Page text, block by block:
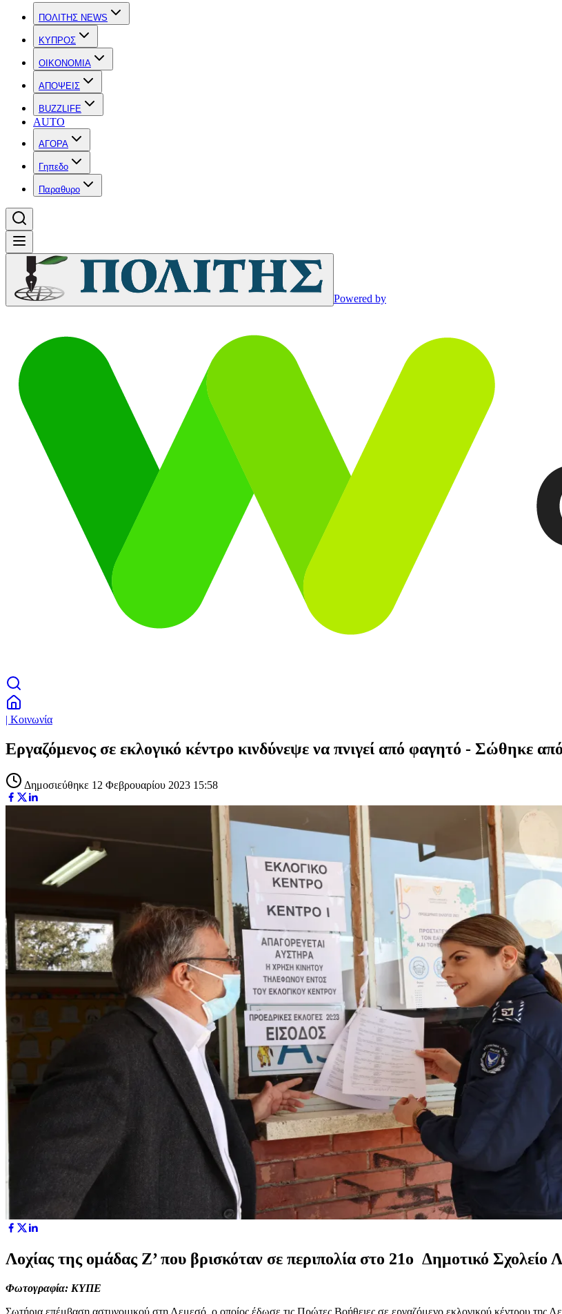
ΠΟΛΙΤΗΣ NEWS
ΚΥΠΡΟΣ
OIKONOMIA
ΑΠΟΨΕΙΣ
BUZZLIFE
AUTO
ΑΓΟΡΑ
Γηπεδο
Παραθυρο
Powered by
| Κοινωνία
Εργαζόμενος σε εκλογικό κέντρο κινδύνεψε να πνιγεί από φαγητό - Σώθηκε
Δημοσιεύθηκε 12 Φεβρουαρίου 2023 15:58
Λοχίας της ομάδας Ζ’ που βρισκόταν σε περιπολία στο 21ο Δημοτικό Σχολείο
Φωτογραφία: ΚΥΠΕ
Σωτήρια επέμβαση αστυνομικού στη Λεμεσό, ο οποίος έδωσε τις Πρώτες Βοήθειες σε εργαζόμενο εκλογικού κέντρου της